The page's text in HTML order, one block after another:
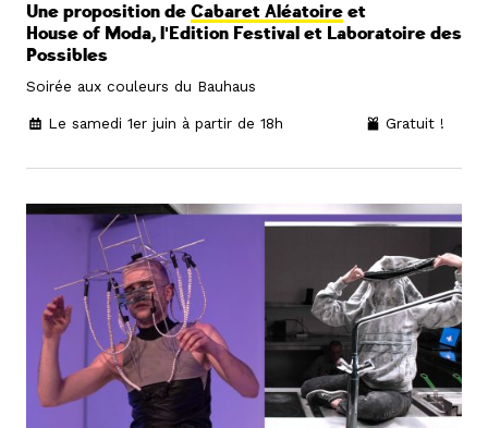
Une proposition de Cabaret Aléatoire et
House of Moda, l'Edition Festival et Laboratoire des
Possibles
Soirée aux couleurs du Bauhaus
Le samedi 1er juin à partir de 18h Gratuit !